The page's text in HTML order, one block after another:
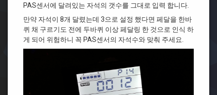
PAS센서에 달려있는 자석의 갯수를 그대로 입력 합니다.
만약 자석이 8개 달렸는데 3으로 설정 했다면 페달을 한바
퀴 채 구르기도 전에 두바퀴 이상 페달링 한 것으로 인식 하
게 되어 위험하니 꼭 PAS센서의 자석수와 맞춰 주세요.